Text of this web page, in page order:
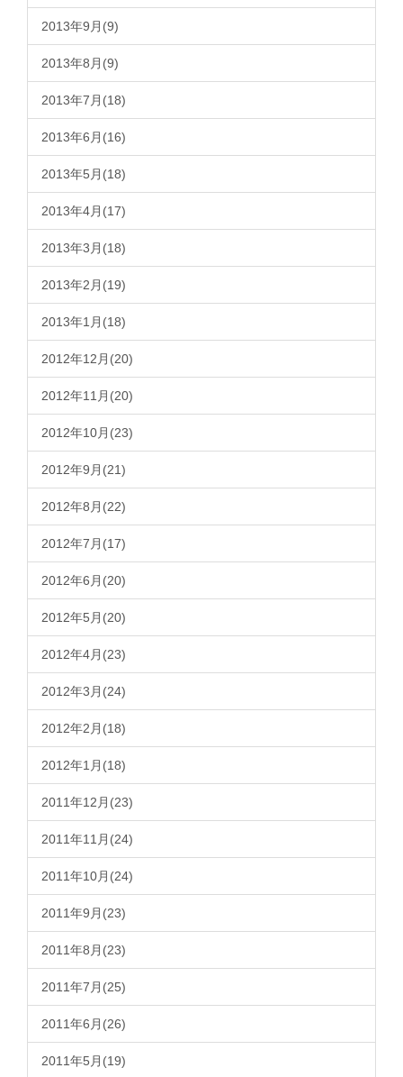
2013年9月(9)
2013年8月(9)
2013年7月(18)
2013年6月(16)
2013年5月(18)
2013年4月(17)
2013年3月(18)
2013年2月(19)
2013年1月(18)
2012年12月(20)
2012年11月(20)
2012年10月(23)
2012年9月(21)
2012年8月(22)
2012年7月(17)
2012年6月(20)
2012年5月(20)
2012年4月(23)
2012年3月(24)
2012年2月(18)
2012年1月(18)
2011年12月(23)
2011年11月(24)
2011年10月(24)
2011年9月(23)
2011年8月(23)
2011年7月(25)
2011年6月(26)
2011年5月(19)